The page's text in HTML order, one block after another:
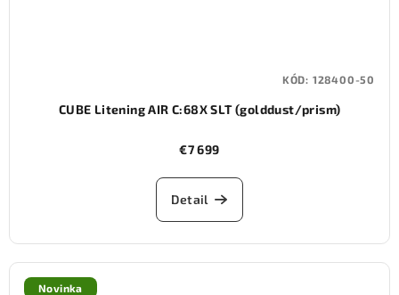
CUBE Litening AIR C:68X SLT (golddust/prism)
€7 699
Detail
KÓD: 128400-50
Novinka